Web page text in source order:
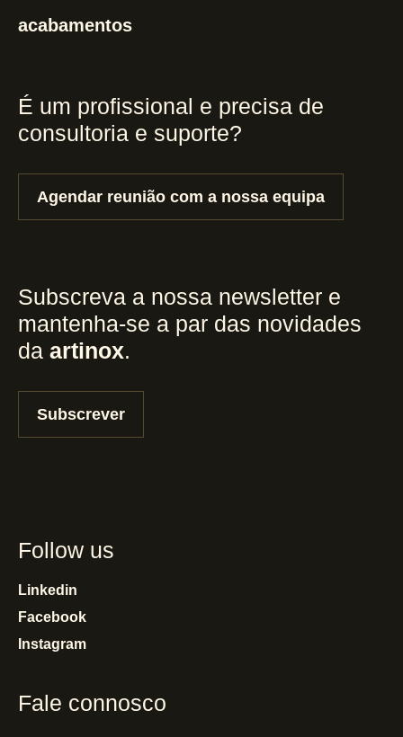
acabamentos
É um profissional e precisa de
consultoria e suporte?
Agendar reunião com a nossa equipa
Subscreva a nossa newsletter e
mantenha-se a par das novidades
da artinox.
Subscrever
Follow us
Linkedin
Facebook
Instagram
Fale connosco